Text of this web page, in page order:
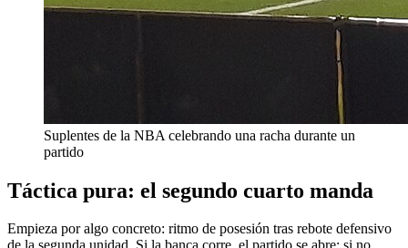
Suplentes de la NBA celebrando una racha durante un
partido
Táctica pura: el segundo cuarto manda
Empieza por algo concreto: ritmo de posesión tras rebote defensivo